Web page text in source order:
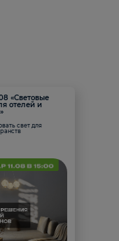
«Световые
отелей и
свет для